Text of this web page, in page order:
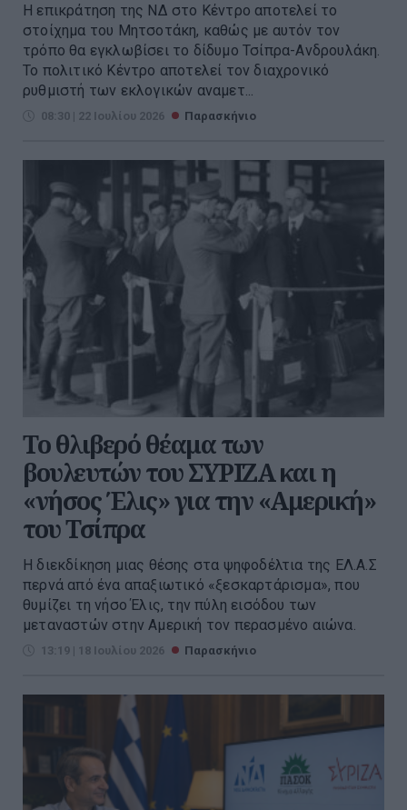
Η επικράτηση της ΝΔ στο Κέντρο αποτελεί το
στοίχημα του Μητσοτάκη, καθώς με αυτόν τον
τρόπο θα εγκλωβίσει το δίδυμο Τσίπρα-Ανδρουλάκη.
Το πολιτικό Κέντρο αποτελεί τον διαχρονικό
ρυθμιστή των εκλογικών αναμετ...
08:30 | 22 Ιουλίου 2026 Παρασκήνιο
Το θλιβερό θέαμα των
βουλευτών του ΣΥΡΙΖΑ και η
«νήσος Έλις» για την «Αμερική»
του Τσίπρα
Η διεκδίκηση μιας θέσης στα ψηφοδέλτια της ΕΛ.Α.Σ
περνά από ένα απαξιωτικό «ξεσκαρτάρισμα», που
θυμίζει τη νήσο Έλις, την πύλη εισόδου των
μεταναστών στην Αμερική τον περασμένο αιώνα.
13:19 | 18 Ιουλίου 2026 Παρασκήνιο